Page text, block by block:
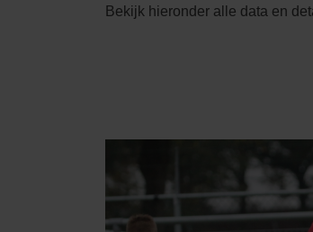
Bekijk hieronder alle data en